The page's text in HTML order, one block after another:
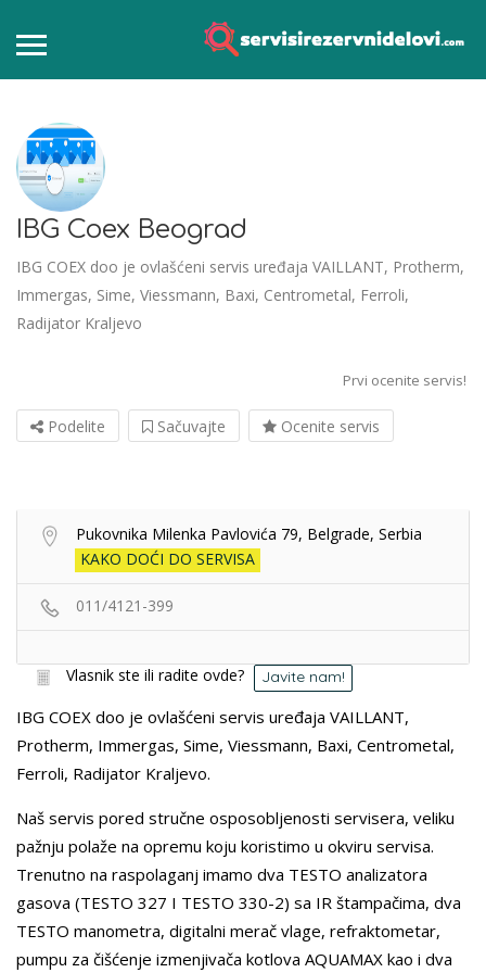
IBG Coex Beograd
IBG COEX doo je ovlašćeni servis uređaja VAILLANT, Protherm,
Immergas, Sime, Viessmann, Baxi, Centrometal, Ferroli,
Radijator Kraljevo
Prvi ocenite servis!
Podelite Sačuvajte Ocenite servis
Pukovnika Milenka Pavlovića 79, Belgrade, Serbia
KAKO DOĆI DO SERVISA
011/4121-399
Vlasnik ste ili radite ovde? Javite nam!
IBG COEX doo je ovlašćeni servis uređaja VAILLANT,
Protherm, Immergas, Sime, Viessmann, Baxi, Centrometal,
Ferroli, Radijator Kraljevo.
Naš servis pored stručne osposobljenosti servisera, veliku
pažnju polaže na opremu koju koristimo u okviru servisa.
Trenutno na raspolaganj imamo dva TESTO analizatora
gasova (TESTO 327 I TESTO 330-2) sa IR štampačima, dva
TESTO manometra, digitalni merač vlage, refraktometar,
pumpu za čišćenje izmenjivača kotlova AQUAMAX kao i dva